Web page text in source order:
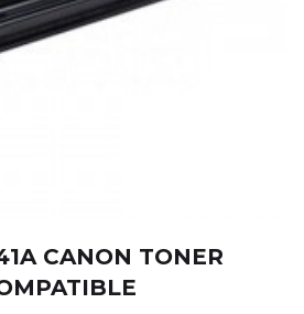
CANON TONER